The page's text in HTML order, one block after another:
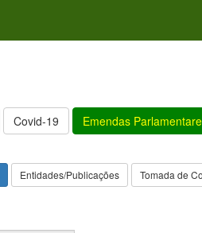
Covid-19 Emendas
Entidades/Publicações Tomada de